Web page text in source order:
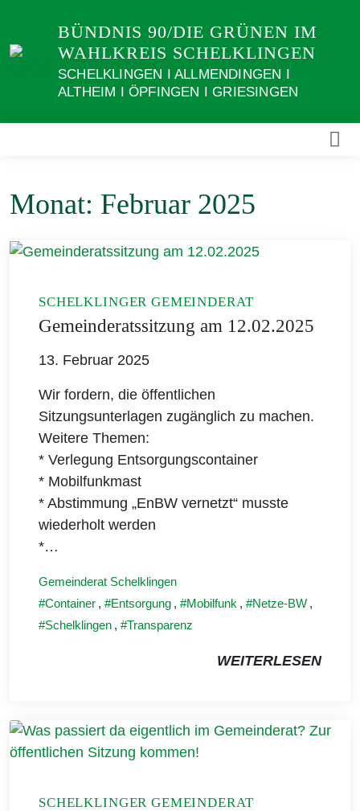
Inhalt
BÜNDNIS 90/DIE GRÜNEN IM
WAHLKREIS SCHELKLINGEN
SCHELKLINGEN I ALLMENDINGEN I
ALTHEIM I ÖPFINGEN I GRIESINGEN
Monat: Februar 2025
SCHELKLINGER GEMEINDERAT
Gemeinderatssitzung am 12.02.2025
13. Februar 2025
Wir fordern, die öffentlichen
Sitzungsunterlagen zugänglich zu machen.
Weitere Themen:
* Verlegung Entsorgungscontainer
* Mobilfunkmast
* Abstimmung „EnBW vernetzt“ musste
wiederholt werden
*…
Gemeinderat Schelklingen
Container , Entsorgung , Mobilfunk , Netze-BW ,
Schelklingen , Transparenz
WEITERLESEN
SCHELKLINGER GEMEINDERAT